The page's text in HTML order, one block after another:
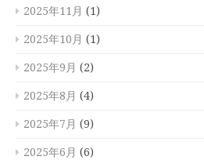
2025年11月 (1)
2025年10月 (1)
2025年9月 (2)
2025年8月 (4)
2025年7月 (9)
2025年6月 (6)